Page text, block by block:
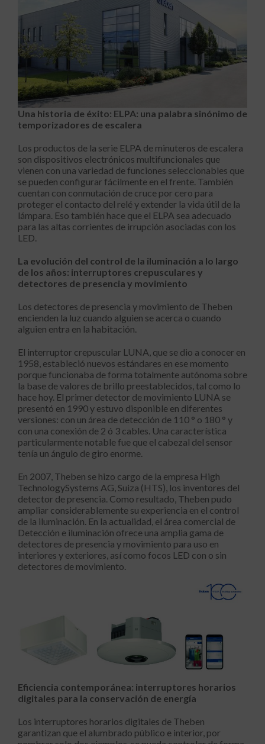
Una historia de éxito: ELPA: una palabra sinónimo de
temporizadores de escalera
Los productos de la serie ELPA de minuteros de escalera
son dispositivos electrónicos multifuncionales que
vienen con una variedad de funciones seleccionables que
se pueden configurar fácilmente en el frente. También
cuentan con conmutación de cruce por cero para
proteger el contacto del relé y extender la vida útil de la
lámpara. Eso también hace que el ELPA sea adecuado
para las altas corrientes de irrupción asociadas con los
LED.
La evolución del control de la iluminación a lo largo
de los años: interruptores crepusculares y
detectores de presencia y movimiento
Los detectores de presencia y movimiento de Theben
encienden la luz cuando alguien se acerca o cuando
alguien entra en la habitación.
El interruptor crepuscular LUNA, que se dio a conocer en
1958, estableció nuevos estándares en ese momento
porque funcionaba de forma totalmente autónoma sobre
la base de valores de brillo preestablecidos, tal como lo
hace hoy. El primer detector de movimiento LUNA se
presentó en 1990 y estuvo disponible en diferentes
versiones: con un área de detección de 110 ° o 180 ° y
con una conexión de 2 ó 3 cables. Una característica
particularmente notable fue que el cabezal del sensor
tenía un ángulo de giro enorme.
En 2007, Theben se hizo cargo de la empresa High
TechnologySystems AG, Suiza (HTS), los inventores del
detector de presencia. Como resultado, Theben pudo
ampliar considerablemente su experiencia en el control
de la iluminación. En la actualidad, el área comercial de
Detección e iluminación ofrece una amplia gama de
detectores de presencia y movimiento para uso en
interiores y exteriores, así como focos LED con o sin
detectores de movimiento.
Eficiencia contemporánea: interruptores horarios
digitales para la conservación de energía
Los interruptores horarios digitales de Theben
garantizan que el alumbrado público e interior, por